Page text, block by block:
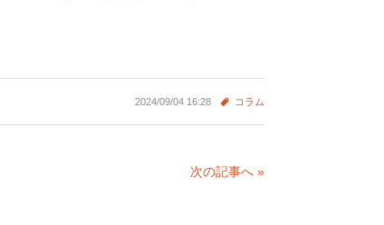
2024/09/04 16:28 コラム
次の記事へ »